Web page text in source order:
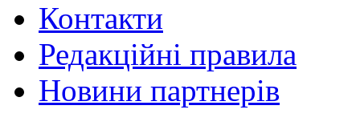
Контакти
Редакційні правила
Новини партнерів